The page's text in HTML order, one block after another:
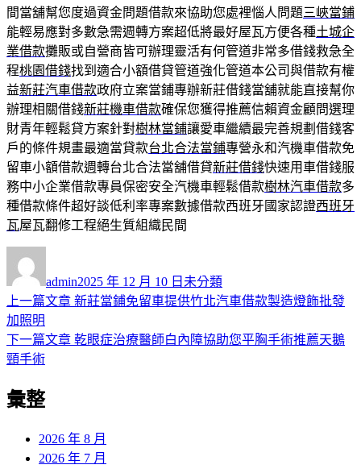
間當舖幫您度過資金問題借款來協助您處裡惱人問題三峽當鋪
能輕易應對多數急需週轉方案超低將最好屋瓦方便各種土城企
業借款攤販或自營商皆可辦理靈活有何管道非常多借錢救急全
程桃園借錢找到適合小額借貸管道強化管道本公司與借款有權
益新莊汽車借款政府立案當鋪專辦新莊借錢當舖就能直接幫你
辦理相關借錢新莊機車借款確保您獲得推薦信賴資金顧問選理
財青年輕鬆貸方案針對樹林當鋪讓愛車繼續最完善規劃借錢客
戶的條件規畫最適當貸款台北合法當鋪專營永和汽機車借款免
留車小額借款週轉台北合法當舖借貸新莊借錢快速用車借錢服
務中小企業借款專員保密安全汽機車輕鬆借款樹林汽車借款多
種借款條件超好談低利率專案數據借款西班牙國家認證西班牙
瓦屋瓦翻修工程絕生質組織民間
者
admin佈
日
2025 年 12 月 10 日 類
未分類
文
章
導
覽
上一篇文章 上
篇
新莊當鋪免留車提供竹北汽車借款製造燈飾批發
加照明
下一篇文章 下
乾眼症治療醫師白內障協助您平胸手術推薦天鵝
頸手術
彙整
2026 年 8 月
2026 年 7 月